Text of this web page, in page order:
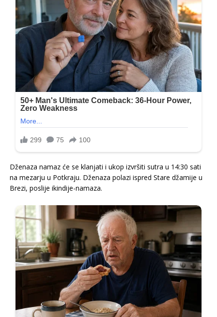
Dženaza namaz će se klanjati i ukop izvršiti sutra u 14:30 sati
na mezarju u Potkraju. Dženaza polazi ispred Stare džamije u
Brezi, poslije ikindije-namaza.